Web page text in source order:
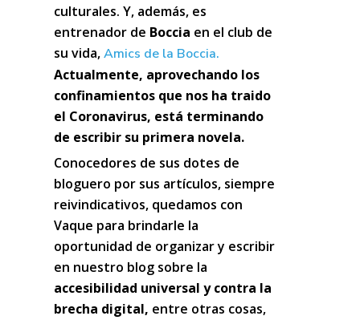
culturales. Y, además, es
entrenador de Boccia en el club de
su vida,Amics de la Boccia.
Actualmente, aprovechando los
confinamientos que nos ha traido
el Coronavirus, está terminando
de escribir su primera novela.
Conocedores de sus dotes de
bloguero por sus artículos, siempre
reivindicativos, quedamos con
Vaque para brindarle la
oportunidad de organizar y escribir
en nuestro blog sobre la
accesibilidad universal y contra la
brecha digital, entre otras cosas,